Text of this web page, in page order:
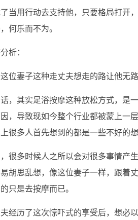
当用行动去支持他，只要格局打开
何乐而不为。
析：
位妻子这种走丈夫想走的路让他无
，其实足浴按摩这种放松方式，是
，导致现如今整个行业都被蒙上一
很多人首先想到的都是一些不好的想
很多时候人之所以会对很多事情产
胡思乱想，像这位妻子一样，跟着
只是去按摩而已。
经历了这次惊吓式的享受后，想必